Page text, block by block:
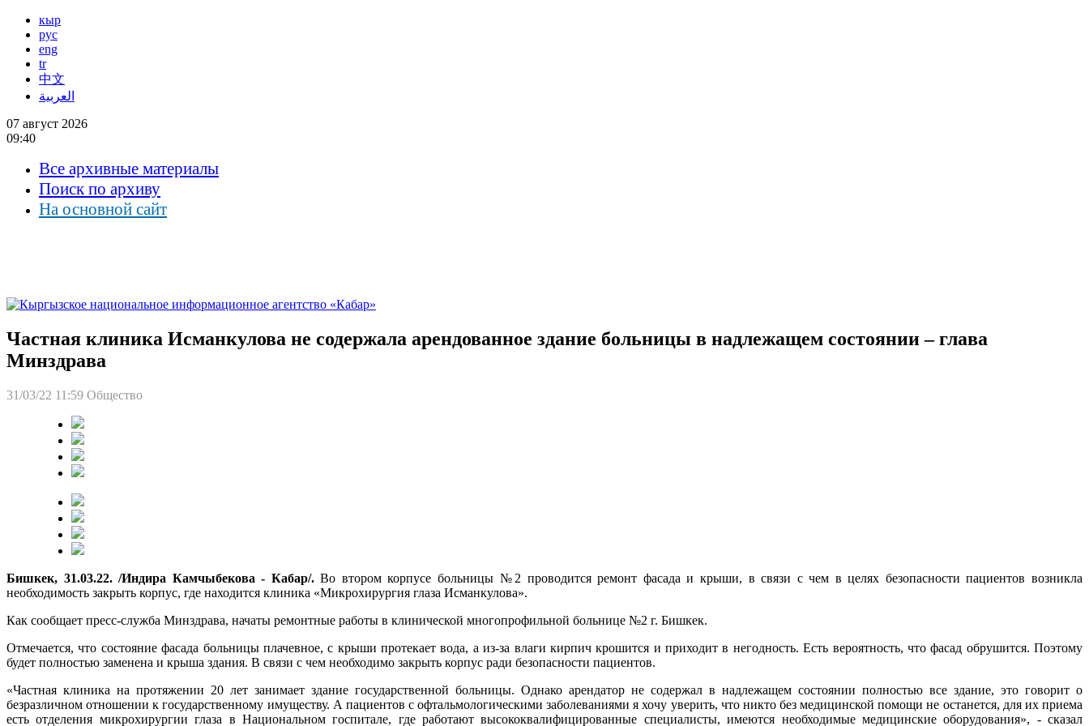
кыр
рус
eng
tr
中文
العربية
07 август 2026
09:40
Все архивные материалы
Поиск по архиву
На основной сайт
Частная клиника Исманкулова не содержала арендованное здание больницы в надлежащем состоянии – глава
Минздрава
31/03/22 11:59 Общество
Бишкек, 31.03.22. /Индира Камчыбекова - Кабар/.Во втором корпусе больницы №2 проводится ремонт фасада и крыши, в связи с чем в целях безопасности пациентов возникла
необходимость закрыть корпус, где находится клиника «Микрохирургия глаза Исманкулова».
Как сообщает пресс-служба Минздрава, начаты ремонтные работы в клинической многопрофильной больнице №2 г. Бишкек.
Отмечается, что состояние фасада больницы плачевное, с крыши протекает вода, а из-за влаги кирпич крошится и приходит в негодность. Есть вероятность, что фасад обрушится. Поэтому
будет полностью заменена и крыша здания. В связи с чем необходимо закрыть корпус ради безопасности пациентов.
«Частная клиника на протяжении 20 лет занимает здание государственной больницы. Однако арендатор не содержал в надлежащем состоянии полностью все здание, это говорит о
безразличном отношении к государственному имуществу. А пациентов с офтальмологическими заболеваниями я хочу уверить, что никто без медицинской помощи не останется, для их приема
есть отделения микрохирургии глаза в Национальном госпитале, где работают высококвалифицированные специалисты, имеются необходимые медицинские оборудования», - сказал